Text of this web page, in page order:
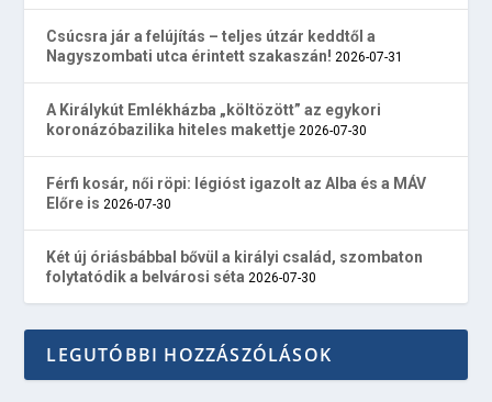
Csúcsra jár a felújítás – teljes útzár keddtől a
Nagyszombati utca érintett szakaszán! 2026-07-31
A Királykút Emlékházba „költözött” az egykori
koronázóbazilika hiteles makettje 2026-07-30
Férfi kosár, női röpi: légióst igazolt az Alba és a MÁV
Előre is 2026-07-30
Két új óriásbábbal bővül a királyi család, szombaton
folytatódik a belvárosi séta 2026-07-30
LEGUTÓBBI HOZZÁSZÓLÁSOK